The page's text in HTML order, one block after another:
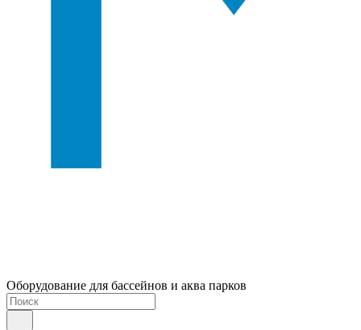
Оборудование для бассейнов и аква парков